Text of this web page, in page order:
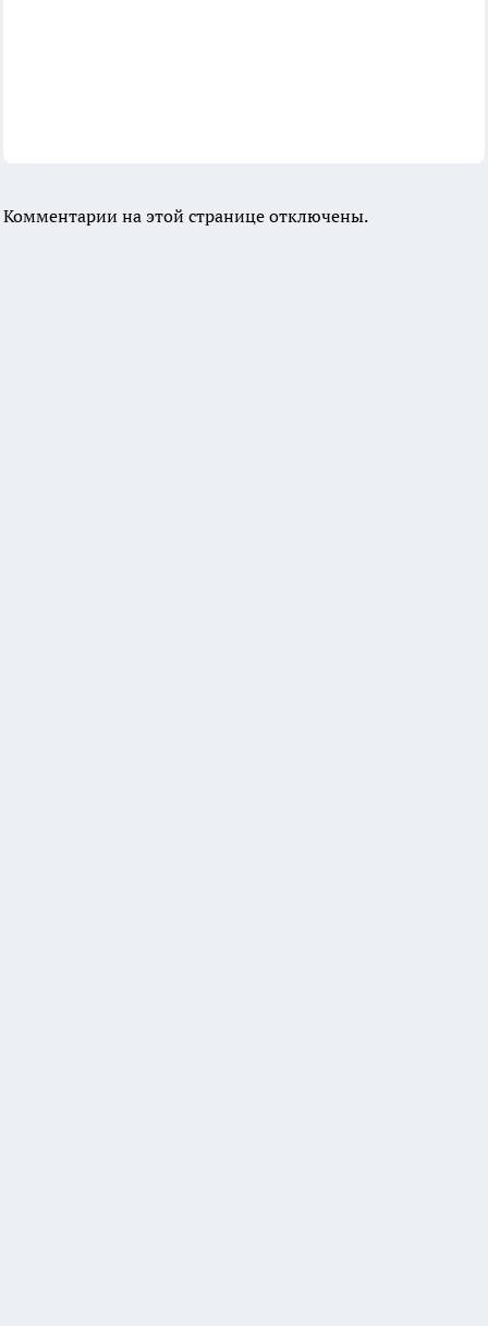
Комментарии на этой странице отключены.